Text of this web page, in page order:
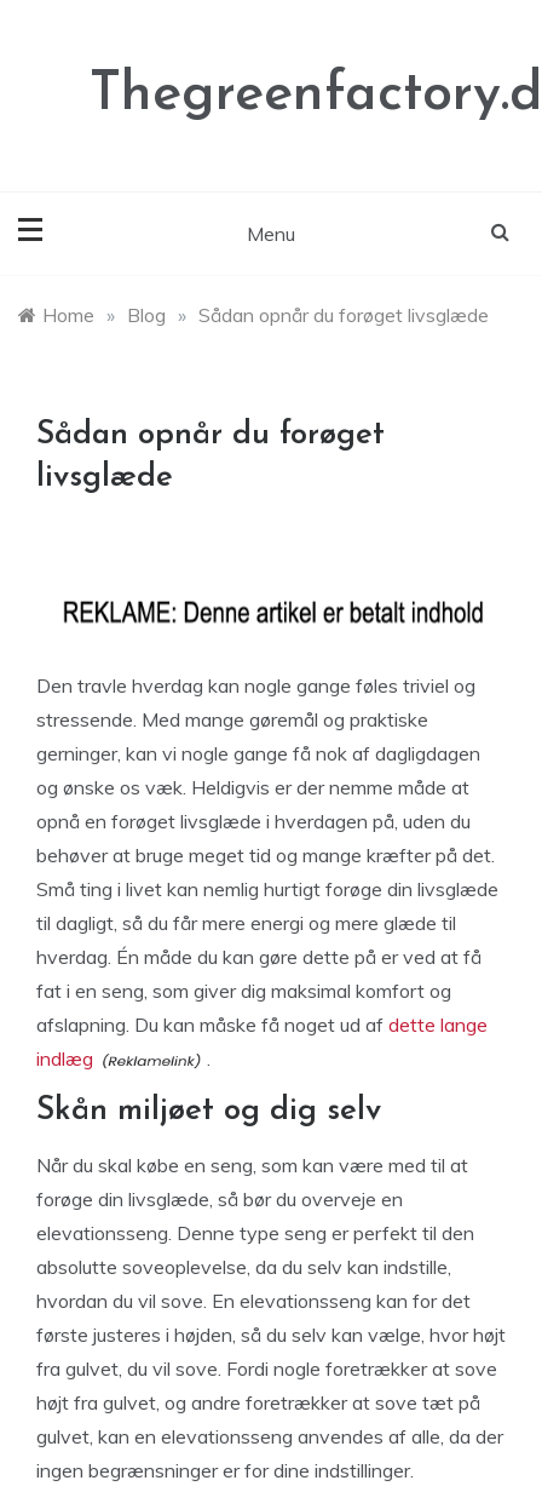
Menu
Home » Blog » Sådan opnår du forøget livsglæde
Sådan opnår du forøget
livsglæde
Den travle hverdag kan nogle gange føles triviel og
stressende. Med mange gøremål og praktiske
gerninger, kan vi nogle gange få nok af dagligdagen
og ønske os væk. Heldigvis er der nemme måde at
opnå en forøget livsglæde i hverdagen på, uden du
behøver at bruge meget tid og mange kræfter på det.
Små ting i livet kan nemlig hurtigt forøge din livsglæde
til dagligt, så du får mere energi og mere glæde til
hverdag. Én måde du kan gøre dette på er ved at få
fat i en seng, som giver dig maksimal komfort og
afslapning. Du kan måske få noget ud af dette lange
indlæg
.
Skån miljøet og dig selv
Når du skal købe en seng, som kan være med til at
forøge din livsglæde, så bør du overveje en
elevationsseng. Denne type seng er perfekt til den
absolutte soveoplevelse, da du selv kan indstille,
hvordan du vil sove. En elevationsseng kan for det
første justeres i højden, så du selv kan vælge, hvor højt
fra gulvet, du vil sove. Fordi nogle foretrækker at sove
højt fra gulvet, og andre foretrækker at sove tæt på
gulvet, kan en elevationsseng anvendes af alle, da der
ingen begrænsninger er for dine indstillinger.